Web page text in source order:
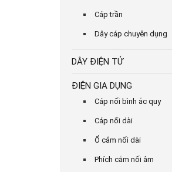
Cáp trần
Dây cáp chuyên dụng
DÂY ĐIỆN TỬ
ĐIỆN GIA DỤNG
Cáp nối bình ắc quy
Cáp nối dài
Ổ cắm nối dài
Phích cắm nối âm